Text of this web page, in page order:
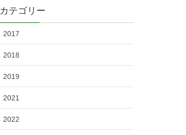
カテゴリー
2017
2018
2019
2021
2022